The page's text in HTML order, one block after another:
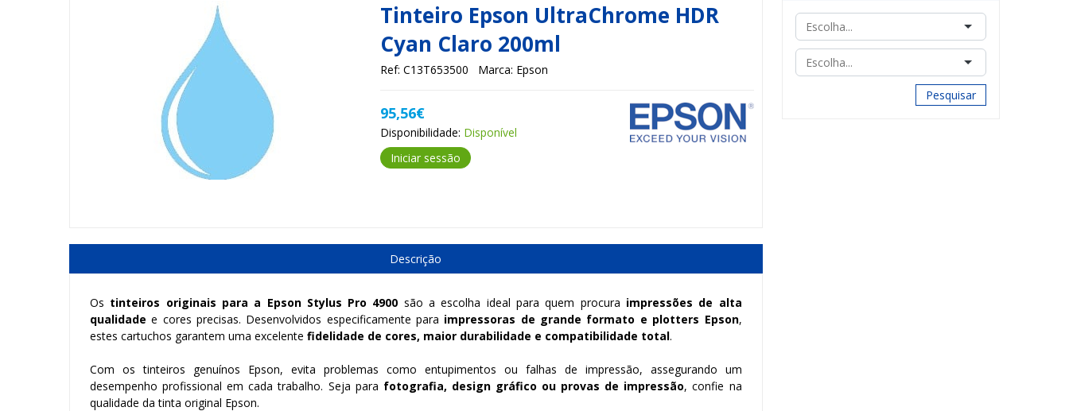
Tinteiro Epson UltraChrome HDR
Cyan Claro 200ml
Ref: C13T653500 Marca: Epson
95,56€
Disponibilidade: Disponível
Iniciar sessão
Descrição
Os tinteiros originais para a Epson Stylus Pro 4900 são a escolha ideal para quem procura impressões de alta
qualidade e cores precisas. Desenvolvidos especificamente para impressoras de grande formato e plotters Epson,
estes cartuchos garantem uma excelente fidelidade de cores, maior durabilidade e compatibilidade total.
Com os tinteiros genuínos Epson, evita problemas como entupimentos ou falhas de impressão, assegurando um
desempenho profissional em cada trabalho. Seja para fotografia, design gráfico ou provas de impressão, confie na
qualidade da tinta original Epson.
Pesquisar